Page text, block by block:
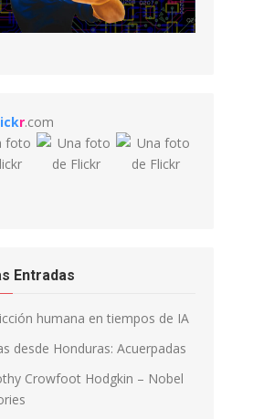
r.com
Entradas
humana en tiempos de IA
desde Honduras: Acuerpadas
Crowfoot Hodgkin – Nobel